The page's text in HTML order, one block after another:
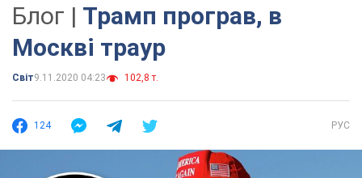
Блог | Трамп програв, в
Москві траур
Світ9.11.2020 04:23 102,8 т.
124 РУС